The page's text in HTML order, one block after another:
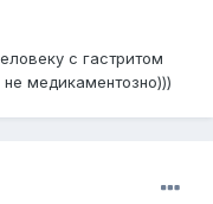
с гастритом
медикаментозно)))